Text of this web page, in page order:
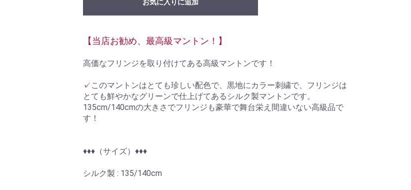
お気に入りに追加
【当店お勧め、最高級マントン！】
高価なフリンジを取り付けてある高級マントンです！
✓ このマントンはとても珍しい配色で、黒地にカラー刺繍で、フリンジは
とても鮮やかなグリーンで仕上げてあるシルク製マントンです。
135cm/140cmの大きさでフリンジも豪華で舞台栄え間違いない高級品で
す！
♦︎♦︎♦︎（サイズ）♦︎♦︎♦︎
シルク製 : 135/140cm